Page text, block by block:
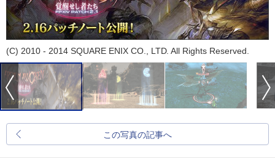
(C) 2010 - 2014 SQUARE ENIX CO., LTD. All Rights Reserved.
この写真の記事へ